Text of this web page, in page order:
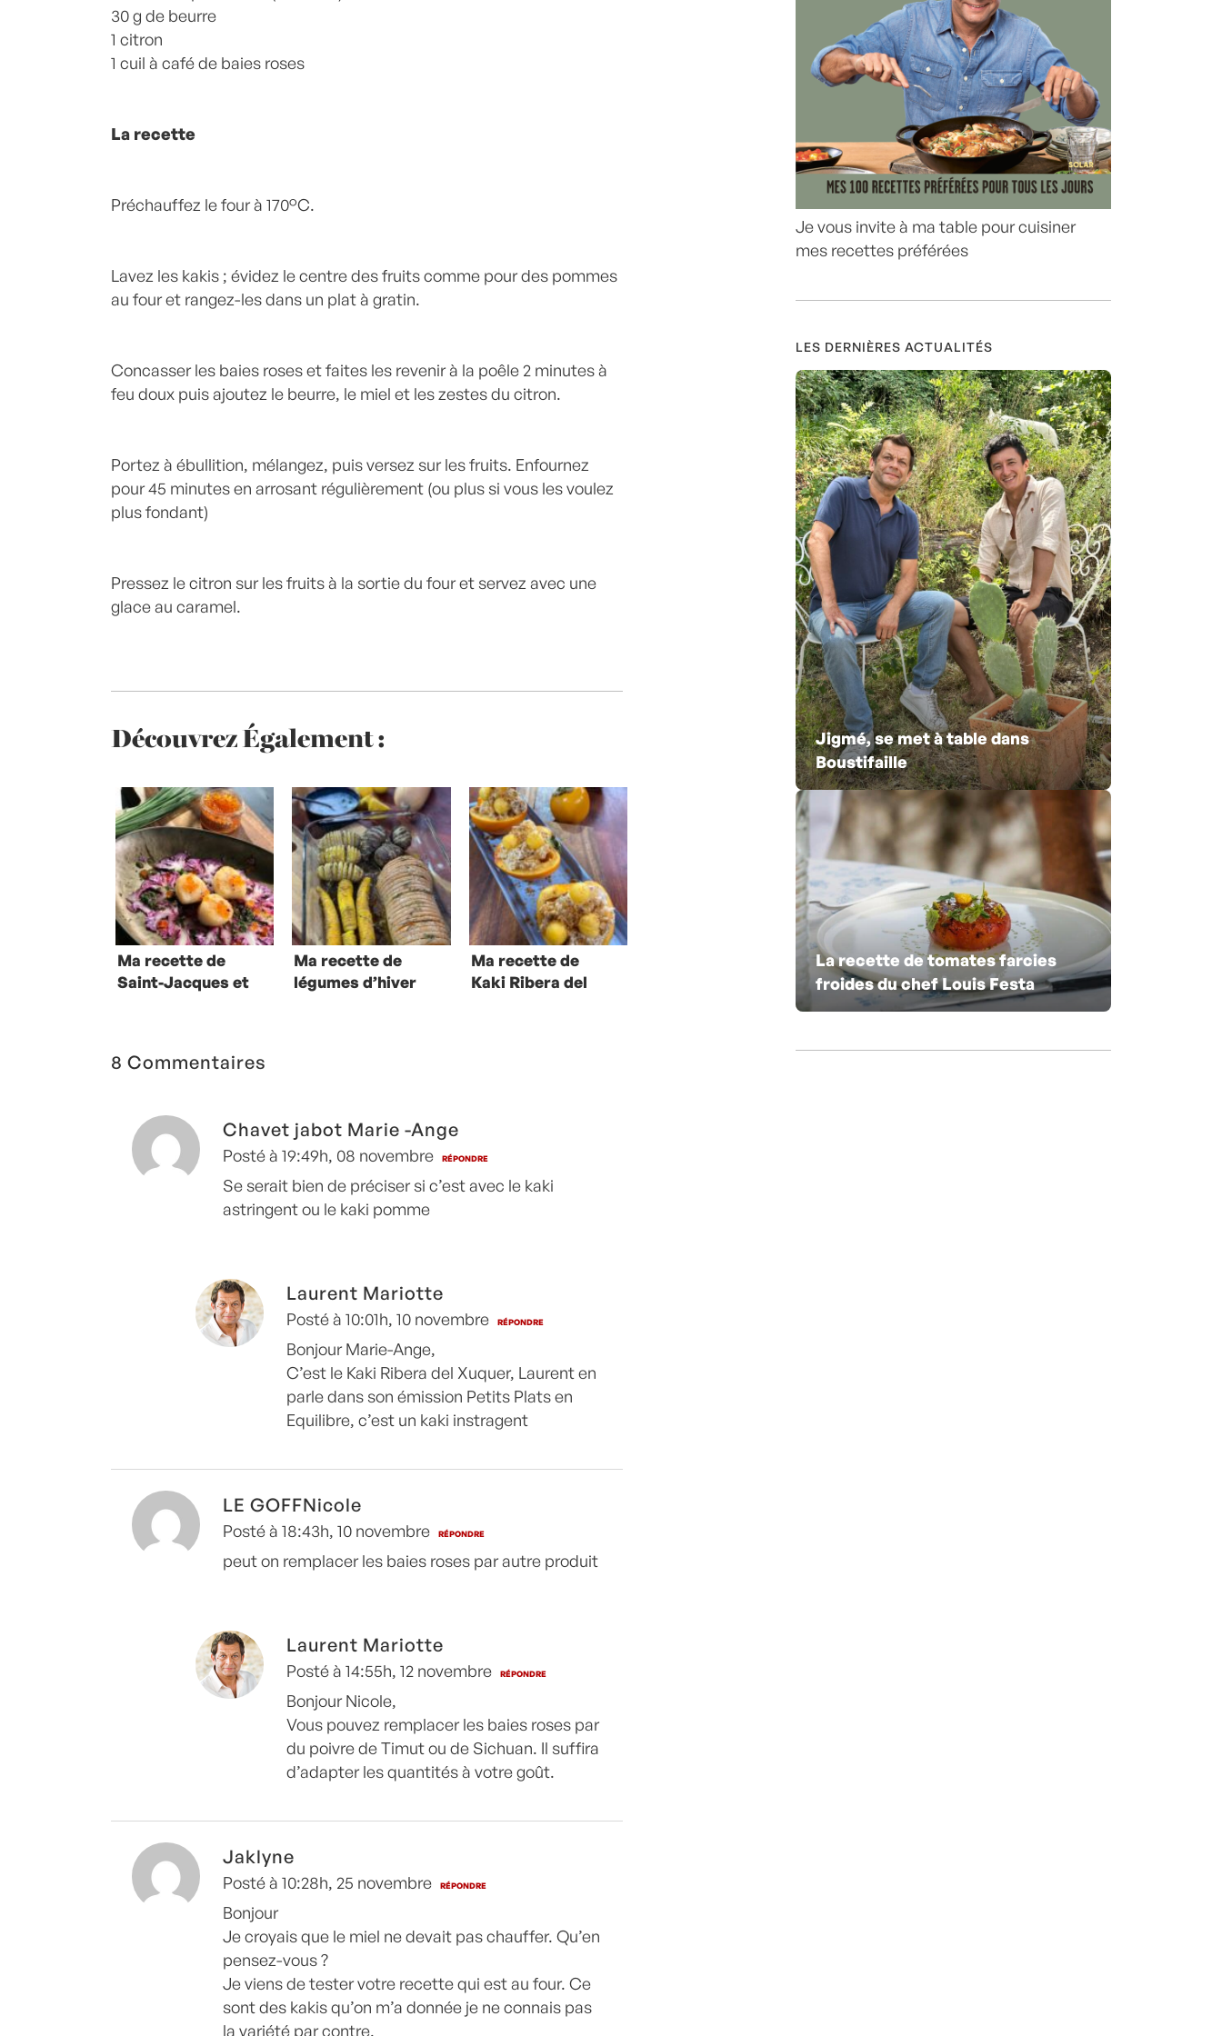
30 g de beurre
1 citron
1 cuil à café de baies roses
La recette
Préchauffez le four à 170°C.
Lavez les kakis ; évidez le centre des fruits comme pour des pommes
au four et rangez-les dans un plat à gratin.
Concasser les baies roses et faites les revenir à la poêle 2 minutes à
feu doux puis ajoutez le beurre, le miel et les zestes du citron.
Portez à ébullition, mélangez, puis versez sur les fruits. Enfournez
pour 45 minutes en arrosant régulièrement (ou plus si vous les voulez
plus fondant)
Pressez le citron sur les fruits à la sortie du four et servez avec une
glace au caramel.
Découvrez Également :
Ma recette de
Saint-Jacques et
Ma recette de
légumes d’hiver
Ma recette de
Kaki Ribera del
8 Commentaires
Chavet jabot Marie -Ange
Posté à 19:49h, 08 novembre RÉPONDRE
Se serait bien de préciser si c’est avec le kaki
astringent ou le kaki pomme
Laurent Mariotte
Posté à 10:01h, 10 novembre RÉPONDRE
Bonjour Marie-Ange,
C’est le Kaki Ribera del Xuquer, Laurent en
parle dans son émission Petits Plats en
Equilibre, c’est un kaki instragent
LE GOFFNicole
Posté à 18:43h, 10 novembre RÉPONDRE
peut on remplacer les baies roses par autre produit
Laurent Mariotte
Posté à 14:55h, 12 novembre RÉPONDRE
Bonjour Nicole,
Vous pouvez remplacer les baies roses par
du poivre de Timut ou de Sichuan. Il suffira
d’adapter les quantités à votre goût.
Jaklyne
Posté à 10:28h, 25 novembre RÉPONDRE
Bonjour
Je croyais que le miel ne devait pas chauffer. Qu’en
pensez-vous ?
Je viens de tester votre recette qui est au four. Ce
sont des kakis qu’on m’a donnée je ne connais pas
la variété par contre.
Je vous invite à ma table pour cuisiner
mes recettes préférées
LES DERNIÈRES ACTUALITÉS
Jigmé, se met à table dans
Boustifaille
La recette de tomates farcies
froides du chef Louis Festa